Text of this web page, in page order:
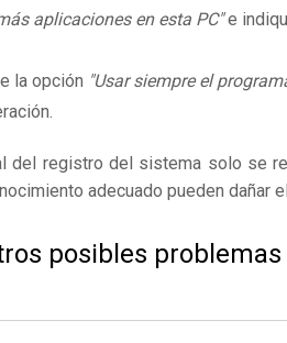
aplicaciones en esta PC"e
la opción "Usar siempre el
del registro del sistema solo se
adecuado pueden dañar
posibles